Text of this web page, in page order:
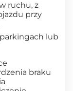
ruchu, z
przy
lub
braku